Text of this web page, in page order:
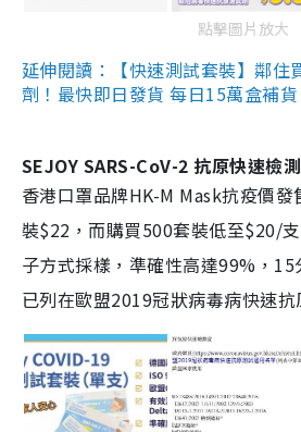
點擊圖片放大
延伸閱讀：【快速測試套裝】鄰住
劑！最快即日發貨 每日15萬盒補貨
SEJOY SARS-CoV-2 抗原快速檢測
香港口罩品牌HK-M Mask抗疫價
裝$22，而購買500套裝低至$20/
子方式採樣，準確性高達99%，
已列在歐盟2019冠狀病毒病快速抗